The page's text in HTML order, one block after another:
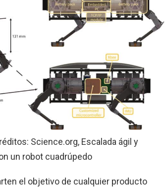
Science.org, Escalada ágil y
un robot cuadrúpedo
el objetivo de cualquier producto